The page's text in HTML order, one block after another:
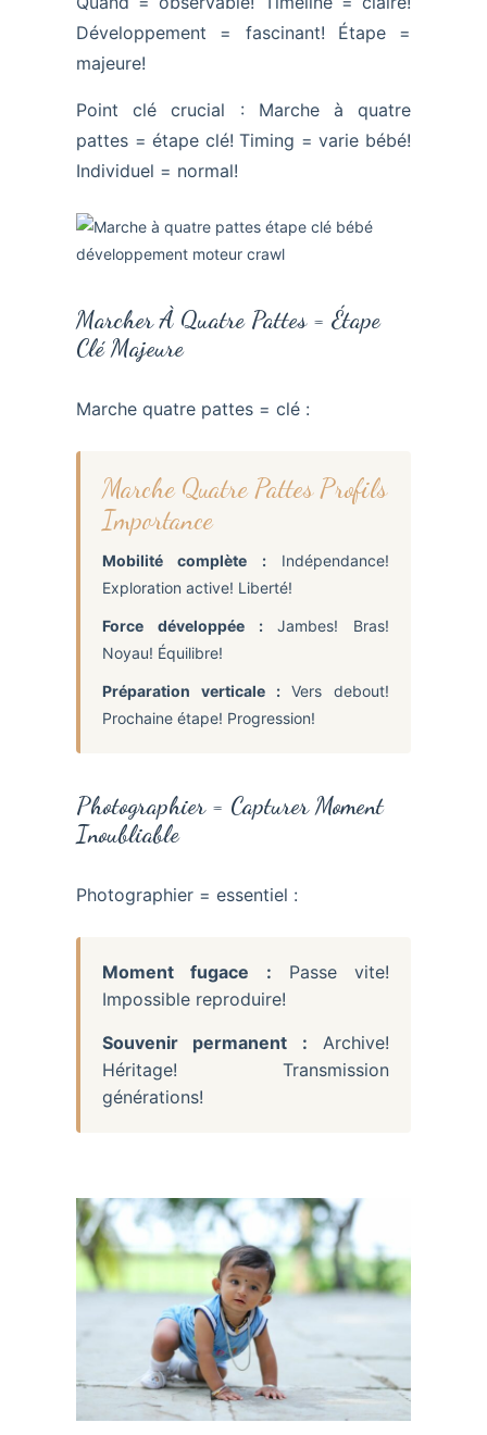
Développement = fascinant! Étape =
majeure!
Point clé crucial : Marche à quatre
pattes = étape clé! Timing = varie bébé!
Individuel = normal!
Marcher À Quatre Pattes = Étape
Clé Majeure
Marche quatre pattes = clé :
Marche Quatre Pattes Profils
Importance
Mobilité complète :Indépendance!
Exploration active! Liberté!
Force développée :Jambes! Bras!
Noyau! Équilibre!
Préparation verticale :Vers debout!
Prochaine étape! Progression!
Photographier = Capturer Moment
Inoubliable
Photographier = essentiel :
Moment fugace : Passe vite!
Impossible reproduire!
Souvenir permanent : Archive!
Héritage! Transmission
générations!